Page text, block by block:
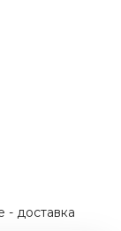
- доставка